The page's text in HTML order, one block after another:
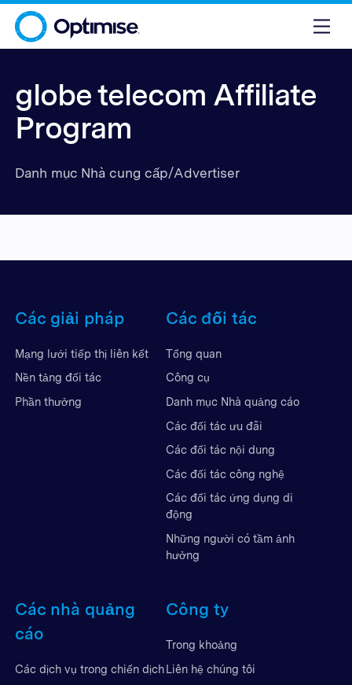
globe telecom Affiliate
Program
Danh mục Nhà cung cấp/Advertiser
Các giải pháp
Mạng lưới tiếp thị liên kết
Nền tảng đối tác
Phần thưởng
Các đối tác
Tổng quan
Công cụ
Danh mục Nhà quảng cáo
Các đối tác ưu đãi
Các đối tác nội dung
Các đối tác công nghệ
Các đối tác ứng dụng di
động
Những người có tầm ảnh
hưởng
Các nhà quảng
cáo
Các dịch vụ trong chiến dịch
Công ty
Trong khoảng
Liên hệ chúng tôi